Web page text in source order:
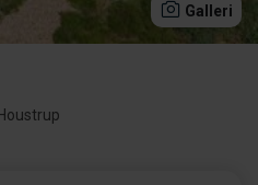
Galleri